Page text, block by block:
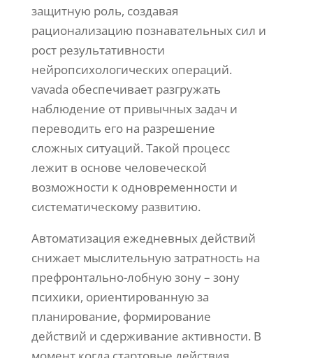
защитную роль, создавая
рационализацию познавательных сил и
рост результативности
нейропсихологических операций.
vavada обеспечивает разгружать
наблюдение от привычных задач и
переводить его на разрешение
сложных ситуаций. Такой процесс
лежит в основе человеческой
возможности к одновременности и
систематическому развитию.
Автоматизация ежедневных действий
снижает мыслительную затратность на
префронтально-лобную зону – зону
психики, ориентированную за
планирование, формирование
действий и сдерживание активности. В